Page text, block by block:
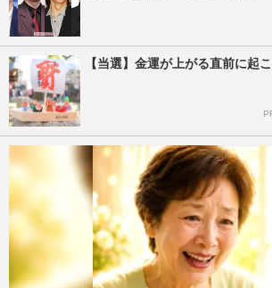
【当選】金運が上がる直前に起